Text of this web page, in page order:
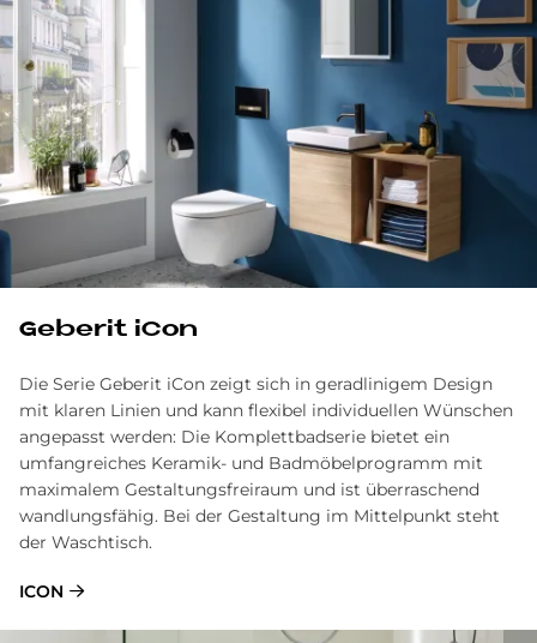
Ge­be­rit iCon
Die Serie Geberit iCon zeigt sich in geradlinigem Design
mit klaren Linien und kann flexibel individuellen Wünschen
angepasst werden: Die Komplettbadserie bietet ein
umfangreiches Keramik- und Badmöbelprogramm mit
maximalem Gestaltungsfreiraum und ist überraschend
wandlungsfähig. Bei der Gestaltung im Mittelpunkt steht
der Waschtisch.
ICON